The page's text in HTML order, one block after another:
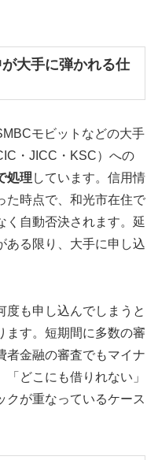
大手に弾かれる仕
モビットなどの大手
・JICC・KSC）への
処理 しています。信用情
た時点で、和光市在住で
く自動否決されます。延
ある限り、大手に申し込
度も申し込んでしまうと
ます。短期間に多数の審
者金融の審査でもマイナ
どこにも借りれない」
クが重なっているケース